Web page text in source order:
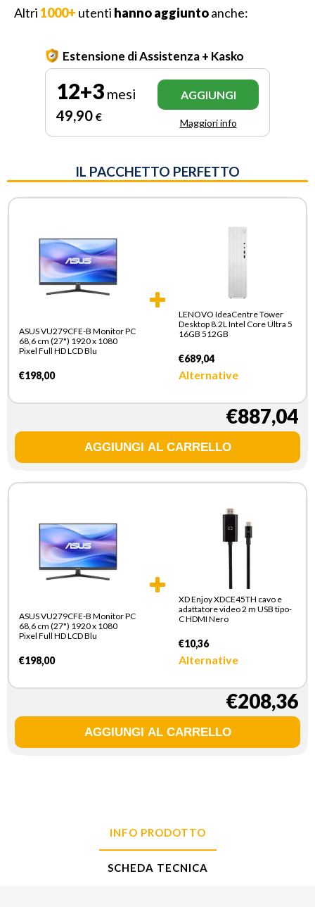
Altri 1000+ utenti hanno aggiuntoanche:
Estensione di Assistenza + Kasko
12+3 mesi
49,90 €
AGGIUNGI
Maggiori info
IL PACCHETTO PERFETTO
ASUS VU279CFE-B Monitor PC
68,6 cm (27") 1920 x 1080
Pixel Full HD LCD Blu
€198,00
LENOVO IdeaCentre Tower
Desktop 8.2L Intel Core Ultra 5
16GB 512GB
€689,04
Alternative
€887,04
ASUS VU279CFE-B Monitor PC
68,6 cm (27") 1920 x 1080
Pixel Full HD LCD Blu
€198,00
XD Enjoy XDCE45TH cavo e
adattatore video 2 m USB tipo-
C HDMI Nero
€10,36
Alternative
€208,36
INFO PRODOTTO
SCHEDA TECNICA